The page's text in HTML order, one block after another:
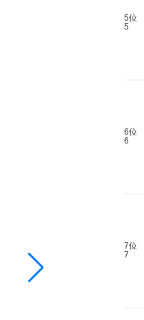
オール
5位
5
6位
6
7位
7